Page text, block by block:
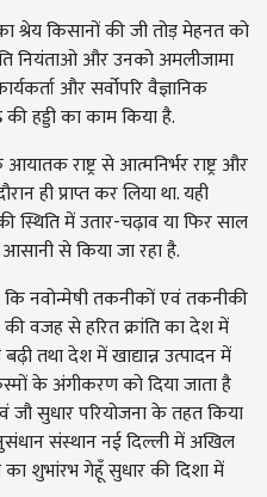
श्रेय किसानों की जी तोड़ मेहनत को
नियंताओ और उनको अमलीजामा
और सर्वोपरि वैज्ञानिक
हड्डी का काम किया है.
राष्ट्र से आत्मनिर्भर राष्ट्र और
ही प्राप्त कर लिया था. यही
स्थिति में उतार-चढ़ाव या फिर साल
से किया जा रहा है.
नवोन्मेषी तकनीकों एवं तकनीकी
की वजह से हरित क्रांति का देश में
तथा देश में खाद्यान्न उत्पादन में
के अंगीकरण को दिया जाता है
सुधार परियोजना के तहत किया
संस्थान नई दिल्ली में अखिल
का शुभांरभ गेहूँ सुधार की दिशा में